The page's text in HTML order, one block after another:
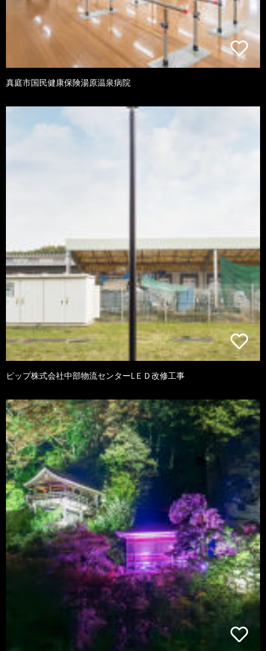
真庭市国民健康保険湯原温泉病院
ピップ株式会社中部物流センターLＥＤ改修工事